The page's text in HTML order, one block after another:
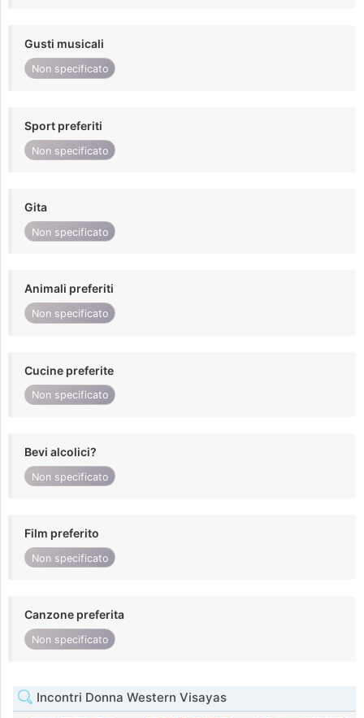
Gusti musicali
Non specificato
Sport preferiti
Non specificato
Gita
Non specificato
Animali preferiti
Non specificato
Cucine preferite
Non specificato
Bevi alcolici?
Non specificato
Film preferito
Non specificato
Canzone preferita
Non specificato
Incontri Donna Western Visayas